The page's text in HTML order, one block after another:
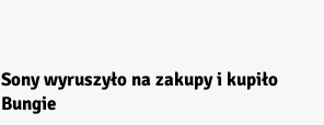
Sony wyruszyło na zakupy i kupiło
Bungie